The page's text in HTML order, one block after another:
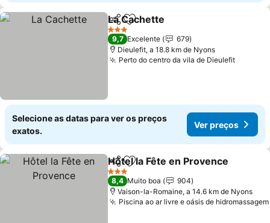
PartilharAdicionar aos favoritos
La Cachette
3 Estrelas
9,7 Excelente
679
Dieulefit, a 18.8 km de Nyons
Perto do centro da vila de DieulefitVer
Selecione as datas para ver os preços
exatos.
Ver preços
PartilharAdicionar aos favoritos
Hôtel la Fête en Provence
3 Estrelas
8,4 Muito boa
904
Vaison-la-Romaine, a 14.6 km de Nyons
Piscina ao ar livre e oásis de hidromassagem